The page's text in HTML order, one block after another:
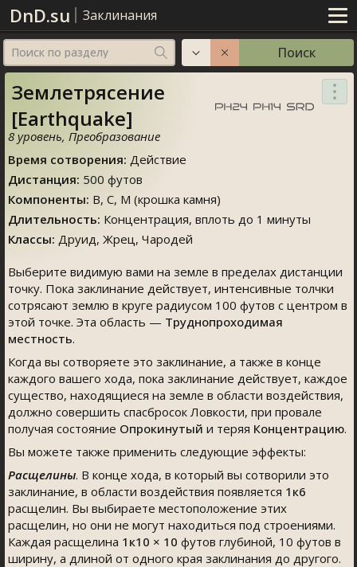
DnD.su Заклинания
Поиск по разделу Поиск
Землетрясение
[Earthquake]
8 уровень, Преобразование
Время сотворения: Действие
Дистанция: 500 футов
Компоненты: В, C, М (крошка камня)
Длительность: Концентрация, вплоть до 1 минуты
Классы: Друид, Жрец, Чародей
Выберите видимую вами на земле в пределах дистанции
точку. Пока заклинание действует, интенсивные толчки
сотрясают землю в круге радиусом 100 футов с центром в
этой точке. Эта область — Труднопроходимая
местность.
Когда вы сотворяете это заклинание, а также в конце
каждого вашего хода, пока заклинание действует, каждое
существо, находящиеся на земле в области воздействия,
должно совершить спасбросок Ловкости, при провале
получая состояние Опрокинутый и теряя Концентрацию.
Вы можете также применить следующие эффекты:
Расщелины. В конце хода, в который вы сотворили это
заклинание, в области воздействия появляется 1к6
расщелин. Вы выбираете местоположение этих
расщелин, но они не могут находиться под строениями.
Каждая расщелина 1к10 × 10 футов глубиной, 10 футов в
ширину, а длиной от одного края заклинания до другого.